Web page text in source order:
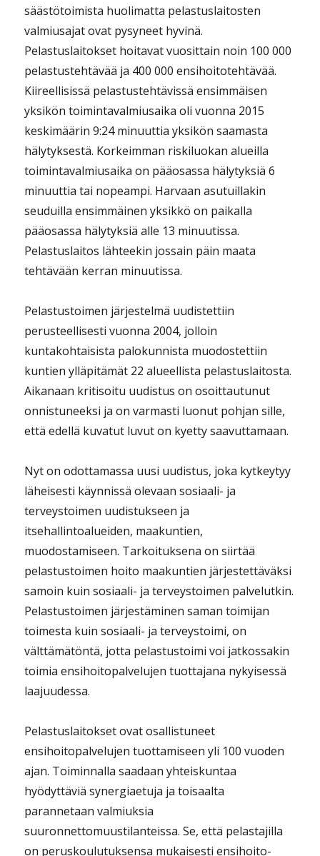
säästötoimista huolimatta pelastuslaitosten
valmiusajat ovat pysyneet hyvinä.
Pelastuslaitokset hoitavat vuosittain noin 100 000
pelastustehtävää ja 400 000 ensihoitotehtävää.
Kiireellisissä pelastustehtävissä ensimmäisen
yksikön toimintavalmiusaika oli vuonna 2015
keskimäärin 9:24 minuuttia yksikön saamasta
hälytyksestä. Korkeimman riskiluokan alueilla
toimintavalmiusaika on pääosassa hälytyksiä 6
minuuttia tai nopeampi. Harvaan asutuillakin
seuduilla ensimmäinen yksikkö on paikalla
pääosassa hälytyksiä alle 13 minuutissa.
Pelastuslaitos lähteekin jossain päin maata
tehtävään kerran minuutissa.
Pelastustoimen järjestelmä uudistettiin
perusteellisesti vuonna 2004, jolloin
kuntakohtaisista palokunnista muodostettiin
kuntien ylläpitämät 22 alueellista pelastuslaitosta.
Aikanaan kritisoitu uudistus on osoittautunut
onnistuneeksi ja on varmasti luonut pohjan sille,
että edellä kuvatut luvut on kyetty saavuttamaan.
Nyt on odottamassa uusi uudistus, joka kytkeytyy
läheisesti käynnissä olevaan sosiaali- ja
terveystoimen uudistukseen ja
itsehallintoalueiden, maakuntien,
muodostamiseen. Tarkoituksena on siirtää
pelastustoimen hoito maakuntien järjestettäväksi
samoin kuin sosiaali- ja terveystoimen palvelutkin.
Pelastustoimen järjestäminen saman toimijan
toimesta kuin sosiaali- ja terveystoimi, on
välttämätöntä, jotta pelastustoimi voi jatkossakin
toimia ensihoitopalvelujen tuottajana nykyisessä
laajuudessa.
Pelastuslaitokset ovat osallistuneet
ensihoitopalvelujen tuottamiseen yli 100 vuoden
ajan. Toiminnalla saadaan yhteiskuntaa
hyödyttäviä synergiaetuja ja toisaalta
parannetaan valmiuksia
suuronnettomuustilanteissa. Se, että pelastajilla
on peruskoulutuksensa mukaisesti ensihoito-